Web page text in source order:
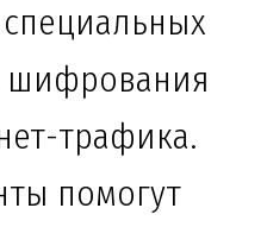
шифрования
трафика.
помогут